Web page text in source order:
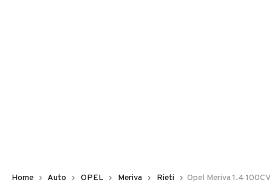
Home Auto OPEL Meriva Rieti Opel Meriva 1.4